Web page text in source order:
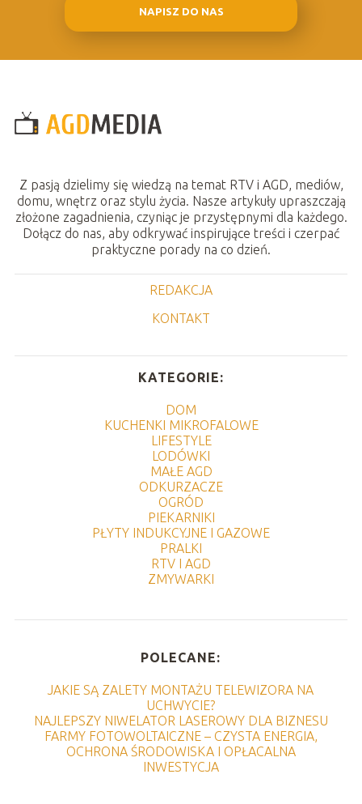
NAPISZ DO NAS
Z pasją dzielimy się wiedzą na temat RTV i AGD, mediów,
domu, wnętrz oraz stylu życia. Nasze artykuły upraszczają
złożone zagadnienia, czyniąc je przystępnymi dla każdego.
Dołącz do nas, aby odkrywać inspirujące treści i czerpać
praktyczne porady na co dzień.
REDAKCJA
KONTAKT
KATEGORIE:
DOM
KUCHENKI MIKROFALOWE
LIFESTYLE
LODÓWKI
MAŁE AGD
ODKURZACZE
OGRÓD
PIEKARNIKI
PŁYTY INDUKCYJNE I GAZOWE
PRALKI
RTV I AGD
ZMYWARKI
POLECANE:
JAKIE SĄ ZALETY MONTAŻU TELEWIZORA NA
UCHWYCIE?
NAJLEPSZY NIWELATOR LASEROWY DLA BIZNESU
FARMY FOTOWOLTAICZNE – CZYSTA ENERGIA,
OCHRONA ŚRODOWISKA I OPŁACALNA
INWESTYCJA